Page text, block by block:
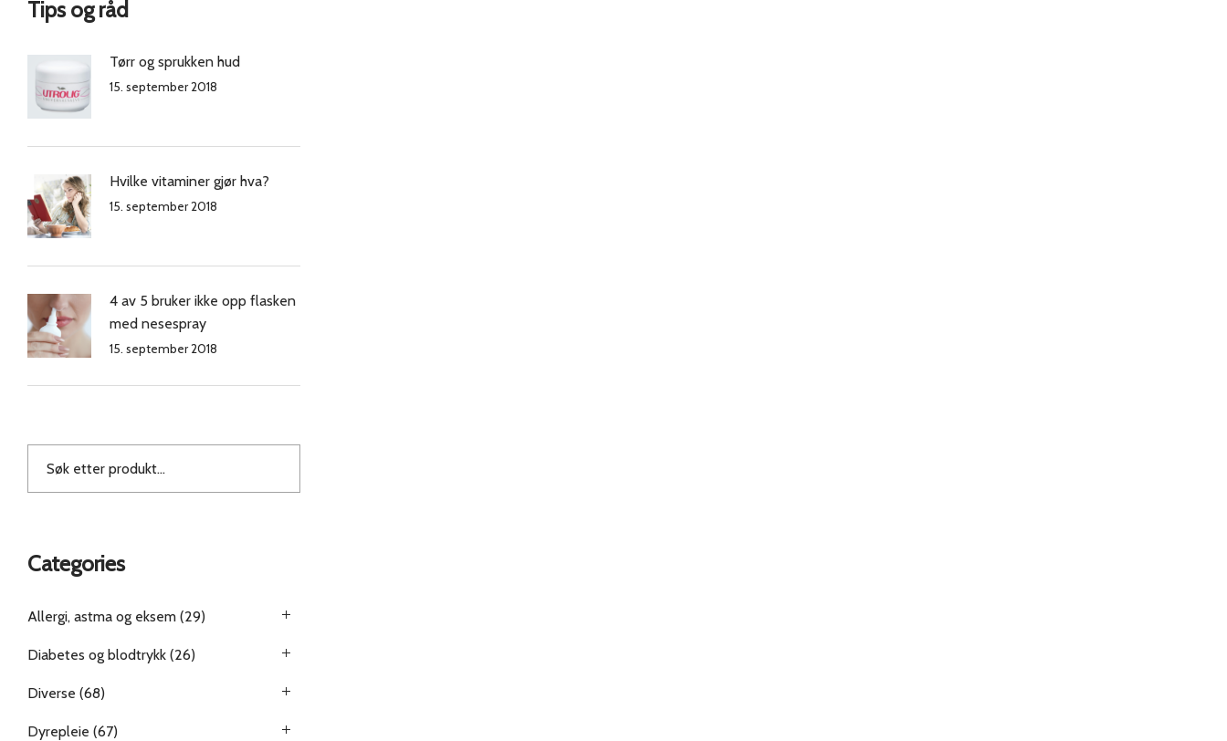
Tips og råd
Tørr og sprukken hud
15. september 2018
Hvilke vitaminer gjør hva?
15. september 2018
4 av 5 bruker ikke opp flasken
med nesespray
15. september 2018
Categories
Allergi, astma og eksem (29)
Diabetes og blodtrykk (26)
Diverse (68)
Dyrepleie (67)